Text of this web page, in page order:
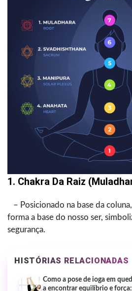
1. Chakra Da Raiz
– Posicionado na base da
forma a base do nosso ser,
segurança.
HISTÓRIAS RELACIONADAS
Como a pose de ioga em
a encontrar equilíbrio e